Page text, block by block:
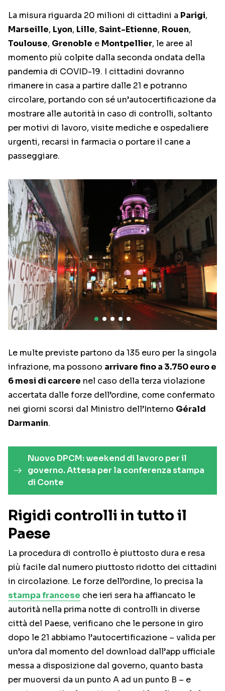
La misura riguarda 20 milioni di cittadini a Parigi,
Marseille, Lyon, Lille, Saint-Etienne, Rouen,
Toulouse, Grenoble e Montpellier, le aree al
momento più colpite dalla seconda ondata della
pandemia di COVID-19. I cittadini dovranno
rimanere in casa a partire dalle 21 e potranno
circolare, portando con sé un’autocertificazione da
mostrare alle autorità in caso di controlli, soltanto
per motivi di lavoro, visite mediche e ospedaliere
urgenti, recarsi in farmacia o portare il cane a
passeggiare.
Le multe previste partono da 135 euro per la singola
infrazione, ma possono arrivare fino a 3.750 euro e
6 mesi di carcere nel caso della terza violazione
accertata dalle forze dell’ordine, come confermato
nei giorni scorsi dal Ministro dell’Interno Gérald
Darmanin.
Nuovo DPCM: weekend di lavoro per il
governo. Attesa per la conferenza stampa
di Conte
Rigidi controlli in tutto il
Paese
La procedura di controllo è piuttosto dura e resa
più facile dal numero piuttosto ridotto dei cittadini
in circolazione. Le forze dell’ordine, lo precisa la
stampa francese che ieri sera ha affiancato le
autorità nella prima notte di controlli in diverse
città del Paese, verificano che le persone in giro
dopo le 21 abbiamo l’autocertificazione – valida per
un’ora dal momento del download dall’app ufficiale
messa a disposizione dal governo, quanto basta
per muoversi da un punto A ad un punto B – e